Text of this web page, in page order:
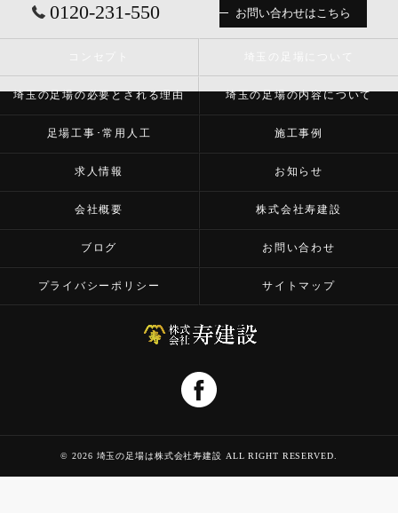
0120-231-550 お問い合わせはこちら
埼玉の足場の必要とされる理由 埼玉の足場の内容について
足場工事･常用人工 施工事例
求人情報 お知らせ
会社概要 株式会社寿建設
ブログ お問い合わせ
プライバシーポリシー サイトマップ
© 2026 埼玉の足場は株式会社寿建設 ALL RIGHT RESERVED.